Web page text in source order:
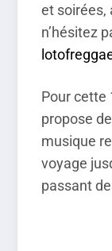
et soirées,
n’hésitez
Pour cette
propose
musique
voyage
passant